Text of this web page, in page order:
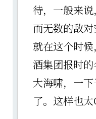
待，一般来
而无数的敌
就在这个时
酒集团报时
大海啸，一
了。这样也